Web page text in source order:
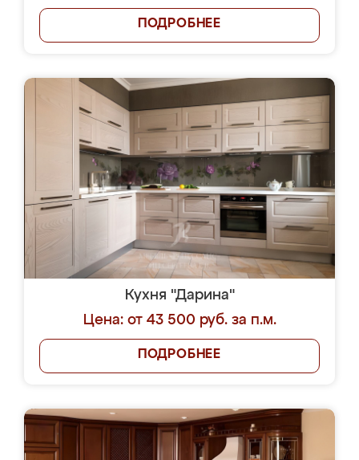
ПОДРОБНЕЕ
Кухня "Дарина"
Цена: от 43 500 руб. за п.м.
ПОДРОБНЕЕ